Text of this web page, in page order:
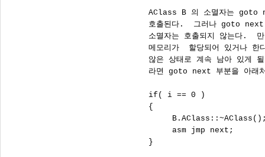
AClass B 의 소멸자는 goto
호출된다.  그러나 goto
소멸자는 호출되지 않는다.
메모리가  할당되어 있거나 한
않은 상태로 계속 남아 있게
라면 goto next 부분을 아래
      if( i == 0 )
      {
B.AClass::~AClass();
           asm jmp next;
      }